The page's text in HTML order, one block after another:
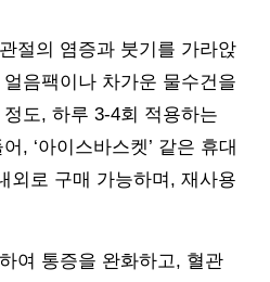
절의 염증과 붓기를 가라앉
음팩이나 차가운 물수건을
도, 하루 3-4회 적용하는
, ‘아이스바스켓’ 같은 휴대
외로 구매 가능하며, 재사용
여 통증을 완화하고, 혈관